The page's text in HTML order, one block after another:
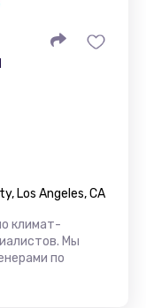
Los Angeles, CA
климат-
Мы
по